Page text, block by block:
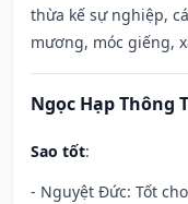
thừa kế sự nghiệp,
mương, móc giếng,
Ngọc Hạp Thông
Sao tốt:
- Nguyệt Đức: Tốt